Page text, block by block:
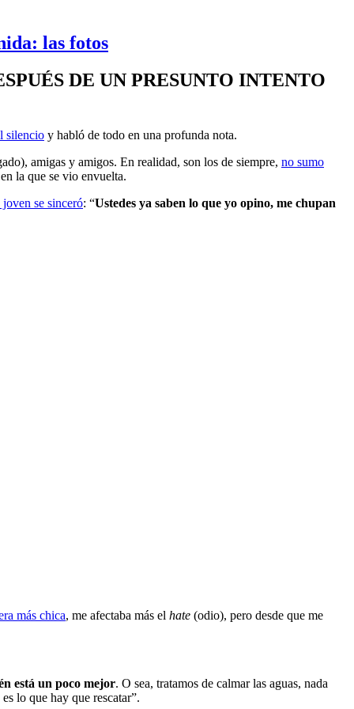
las fotos
DE UN PRESUNTO INTENTO
silencio y habló de todo en una profunda nota.
amigas y amigos. En realidad, son los de siempre, no sumo
la que se vio envuelta.
joven se sinceró: “Ustedes ya saben lo que yo opino, me chupan
más chica, me afectaba más el hate (odio), pero desde que me
está un poco mejor. O sea, tratamos de calmar las aguas, nada
lo que hay que rescatar”.